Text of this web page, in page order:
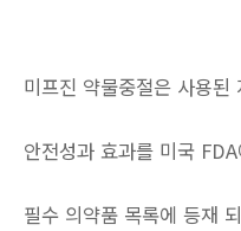
미프진 약물중절은 사용된
안전성과 효과를 미국
필수 의약품 목록에 등재